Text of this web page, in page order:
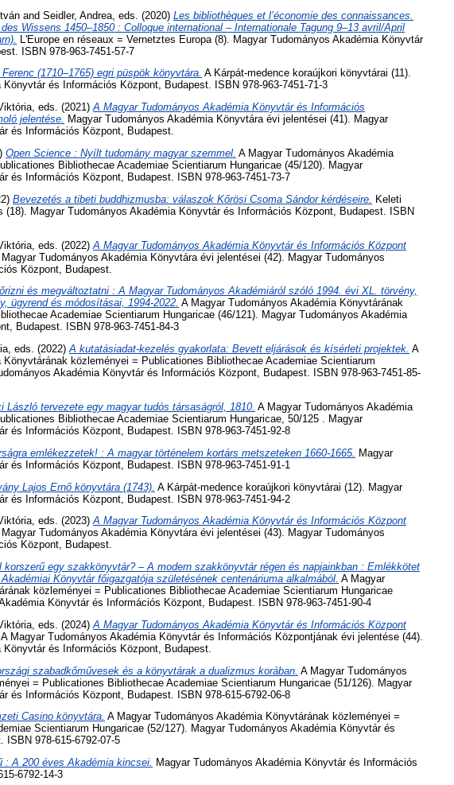
and Seidler, Andrea , eds. (2020) Les bibliothèques et l’économie des connaissances.
Wissens 1450–1850 : Colloque international – Internationale Tagung 9–13 avril/April
L'Europe en réseaux = Vernetztes Europa (8). Magyar Tudományos Akadémia Könyvtár
ISBN 978-963-7451-57-7
(1710–1765) egri püspök könyvtára. A Kárpát-medence koraújkori könyvtárai (11).
Könyvtár és Információs Központ, Budapest. ISBN 978-963-7451-71-3
, eds. (2021)A Magyar Tudományos Akadémia Könyvtár és Információs
jelentése. Magyar Tudományos Akadémia Könyvtára évi jelentései (41). Magyar
és Információs Központ, Budapest.
Open Science : Nyílt tudomány magyar szemmel. A Magyar Tudományos Akadémia
Bibliothecae Academiae Scientiarum Hungaricae (45/120). Magyar
és Információs Központ, Budapest. ISBN 978-963-7451-73-7
Bevezetés a tibeti buddhizmusba: válaszok Kőrösi Csoma Sándor kérdéseire. Keleti
(18). Magyar Tudományos Akadémia Könyvtár és Információs Központ, Budapest. ISBN
, eds. (2022) A Magyar Tudományos Akadémia Könyvtár és Információs Központ
Magyar Tudományos Akadémia Könyvtára évi jelentései (42). Magyar Tudományos
Központ, Budapest.
és megváltoztatni : A Magyar Tudományos Akadémiáról szóló 1994. évi XL. törvény,
ügyrend és módosításai, 1994-2022. A Magyar Tudományos Akadémia Könyvtárának
Academiae Scientiarum Hungaricae (46/121). Magyar Tudományos Akadémia
Budapest. ISBN 978-963-7451-84-3
, eds. (2022)A kutatásiadat-kezelés gyakorlata: Bevett eljárások és kísérleti projektek. A
Könyvtárának közleményei = Publicationes Bibliothecae Academiae Scientiarum
Akadémia Könyvtár és Információs Központ, Budapest. ISBN 978-963-7451-85-
László tervezete egy magyar tudós társaságról, 1810. A Magyar Tudományos Akadémia
Bibliothecae Academiae Scientiarum Hungaricae, 50/125 . Magyar
és Információs Központ, Budapest. ISBN 978-963-7451-92-8
emlékezzetek! : A magyar történelem kortárs metszeteken 1660-1665. Magyar
és Információs Központ, Budapest. ISBN 978-963-7451-91-1
Lajos Ernő könyvtára (1743). A Kárpát-medence koraújkori könyvtárai (12). Magyar
és Információs Központ, Budapest. ISBN 978-963-7451-94-2
, eds. (2023)A Magyar Tudományos Akadémia Könyvtár és Információs Központ
Magyar Tudományos Akadémia Könyvtára évi jelentései (43). Magyar Tudományos
Központ, Budapest.
korszerű egy szakkönyvtár? – A modern szakkönyvtár régen és napjainkban : Emlékkötet
Könyvtár főigazgatója születésének centenáriuma alkalmából. A Magyar
közleményei = Publicationes Bibliothecae Academiae Scientiarum Hungaricae
Könyvtár és Információs Központ, Budapest. ISBN 978-963-7451-90-4
, eds. (2024) A Magyar Tudományos Akadémia Könyvtár és Információs Központ
A Magyar Tudományos Akadémia Könyvtár és Információs Központjának évi jelentése (44).
és Információs Központ, Budapest.
szabadkőművesek és a könyvtárak a dualizmus korában. A Magyar Tudományos
= Publicationes Bibliothecae Academiae Scientiarum Hungaricae (51/126). Magyar
és Információs Központ, Budapest. ISBN 978-615-6792-06-8
Casino könyvtára. A Magyar Tudományos Akadémia Könyvtárának közleményei =
Scientiarum Hungaricae (52/127). Magyar Tudományos Akadémia Könyvtár és
ISBN 978-615-6792-07-5
: A 200 éves Akadémia kincsei. Magyar Tudományos Akadémia Könyvtár és Információs
6792-14-3